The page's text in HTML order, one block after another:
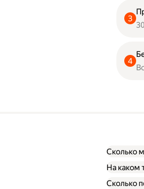
Сколько
На каком
Сколько